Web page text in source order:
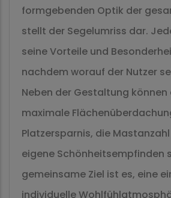
formgebenden Optik der
stellt der Segelumriss dar.
seine Vorteile und
nachdem worauf der Nutzer
Neben der Gestaltung können
maximale
Platzersparnis, die
eigene Schönheitsempfinden
gemeinsame Ziel ist es, eine
individuelle